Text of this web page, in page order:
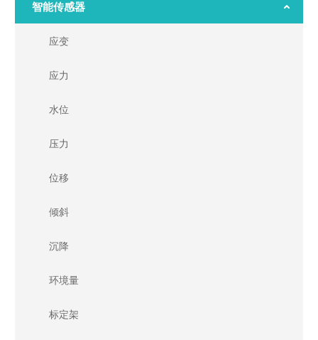
沉降
电缆及附件
数据采集设备
数据采集仪
智能传感器
应变
应力
水位
压力
位移
倾斜
沉降
环境量
标定架